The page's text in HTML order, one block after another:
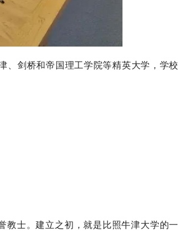
剑桥和帝国理工学院等精英大学，学校
教士。建立之初，就是比照牛津大学的一